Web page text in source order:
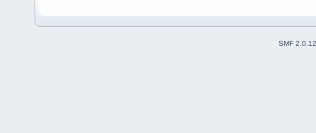
SMF 2.0.12